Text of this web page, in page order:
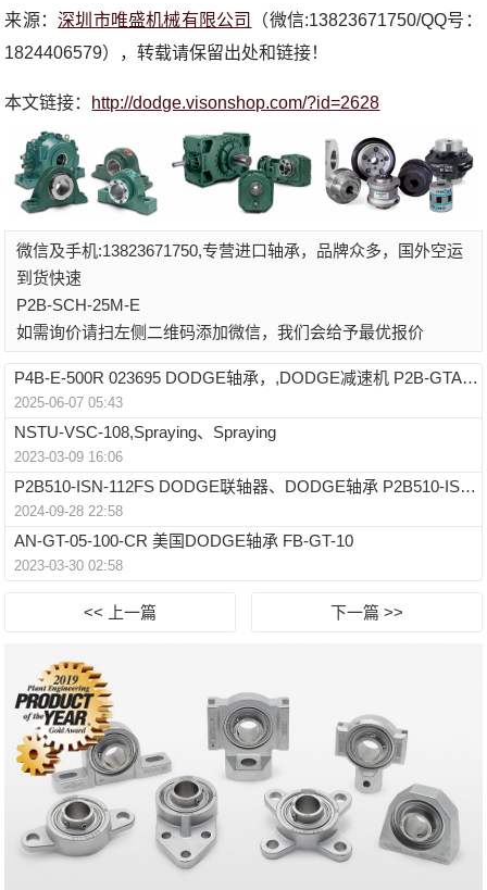
来源：深圳市唯盛机械有限公司
（微信:13823671750/QQ号：
1824406579），转载请保留出处和链接！
本文链接： http://dodge.visonshop.com/?id=2628
微信及手机:13823671750,专营进口轴承，品牌众多，国外空运
到货快速
P2B-SCH-25M-E
如需询价请扫左侧二维码添加微信，我们会给予最优报价
P4B-E-500R 023695 DODGE轴承，,DODGE减速机 P2B-GTAH-211
2025-06-07 05:43
NSTU-VSC-108,Spraying、Spraying
2023-03-09 16:06
P2B510-ISN-112FS DODGE联轴器、DODGE轴承 P2B510-ISN-045MLS
2024-09-28 22:58
AN-GT-05-100-CR 美国DODGE轴承 FB-GT-10
2023-03-30 02:58
<< 上一篇 下一篇 >>